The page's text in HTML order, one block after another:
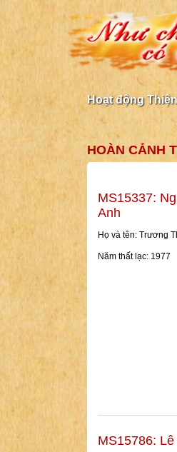
Hoạt động
HOÀN CẢNH
MS15337:
Anh
Họ và tên: Trương
Năm thất lạc: 1977
MS15786: